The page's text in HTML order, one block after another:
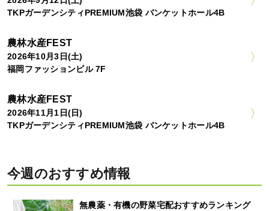
TKPガーデンシティPREMIUM池袋 バンケットホール4B
農林水産FEST
2026年10月3日(土)
福岡ファッションビル 7F
農林水産FEST
2026年11月1日(日)
TKPガーデンシティPREMIUM池袋 バンケットホール4B
今週のおすすめ情報
無農薬・有機の野菜宅配おすすめランキング